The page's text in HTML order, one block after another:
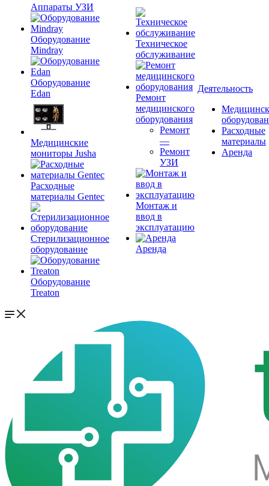
Аппараты УЗИ
Оборудование
Mindray
Оборудование
Edan
Медицинские
мониторы Jusha
Расходные
материалы Gentec
Стерилизационное
оборудование
Оборудование
Treaton
Техническое
обслуживание
Ремонт
медицинского
оборудования
Ремонт
—
Ремонт
УЗИ
Монтаж и
ввод в
эксплуатацию
Аренда
Деятельность
Расходные
материалы
Аренда